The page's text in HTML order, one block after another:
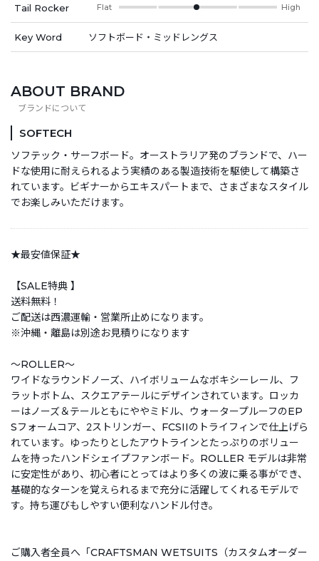
Tail Rocker Flat High
Key Word ソフトボード・ミッドレングス
ABOUT BRAND
SOFTECH
ソフテック・サーフボード。オーストラリア発のブランドで、ハー
ドな使用に耐えられるよう実績のある製造技術を駆使して構築さ
れています。ビギナーからエキスパートまで、さまざまなスタイル
でお楽しみいただけます。
★最安値保証★
【SALE特典 】
送料無料！
ご配送は西濃運輸・営業所止めになります。
※沖縄・離島は別途お見積りになります
〜ROLLER〜
ワイドなラウンドノーズ、ハイボリュームなボキシーレール、フ
ラットボトム、スクエアテールにデザインされています。ロッカ
ーはノーズ＆テールともにややミドル、ウォータープルーフのEP
Sフォームコア、2ストリンガー、FCSIIのトライフィンで仕上げら
れています。ゆったりとしたアウトラインとたっぷりのボリュー
ムを持ったハンドシェイプファンボード。ROLLER モデルは非常
に安定性があり、初心者にとってはより多くの波に乗る事ができ、
基礎的なターンを覚えられるまで充分に活躍してくれるモデルで
す。持ち運びもしやすい便利なハンドル付き。
ご購入者全員へ「CRAFTSMAN WETSUITS（カスタムオーダー